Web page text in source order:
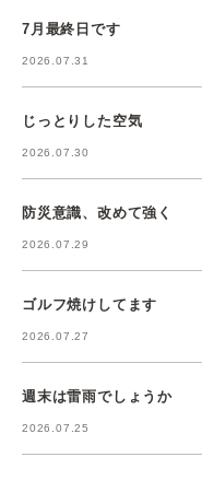
7月最終日です
2026.07.31
じっとりした空気
2026.07.30
防災意識、改めて強く
2026.07.29
ゴルフ焼けしてます
2026.07.27
週末は雷雨でしょうか
2026.07.25